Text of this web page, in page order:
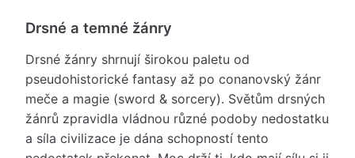
Drsné a temné žánry
Drsné žánry shrnují širokou paletu od
pseudohistorické fantasy až po conanovský žánr
meče a magie (sword & sorcery). Světům drsných
žánrů zpravidla vládnou různé podoby nedostatku
a síla civilizace je dána schopností tento